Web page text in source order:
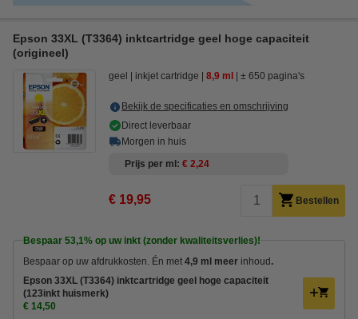
Epson 33XL (T3364) inktcartridge geel hoge capaciteit
(origineel)
geel inkjet cartridge 8,9 ml ± 650 pagina's
Bekijk de specificaties en omschrijving
Direct leverbaar
Morgen in huis
Prijs per ml
€ 2,24
€ 19,95 Bestellen
Bespaar 53,1% op uw inkt (zonder kwaliteitsverlies)!
Bespaar op uw afdrukkosten. Én met 4,9 ml meer inhoud .
Epson 33XL (T3364) inktcartridge geel hoge capaciteit
(123inkt huismerk)
€ 14,50